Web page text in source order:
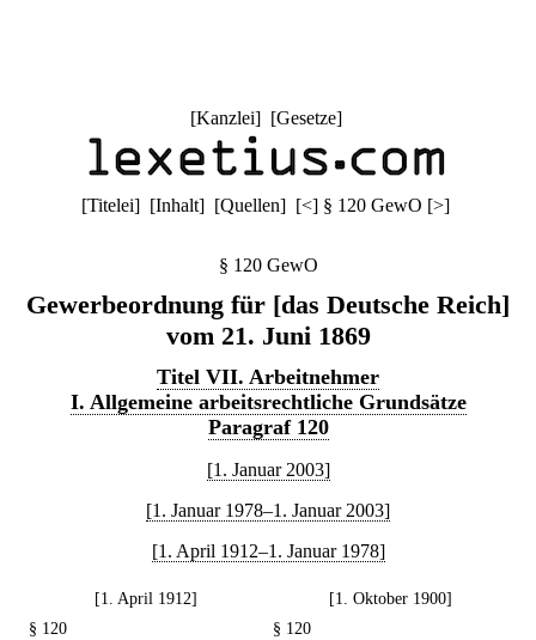
[Kanzlei] [Gesetze]
[Titelei] [Inhalt] [Quellen] [<] § 120 GewO [>]
§ 120 GewO
Gewerbeordnung für [das Deutsche Reich]
vom 21. Juni 1869
Titel VII. Arbeitnehmer
I. Allgemeine arbeitsrechtliche Grundsätze
Paragraf 120
[1. Januar 2003]
[1. Januar 1978–1. Januar 2003]
[1. April 1912–1. Januar 1978]
[1. April 1912]
[1. Oktober 1900]
§ 120
§ 120